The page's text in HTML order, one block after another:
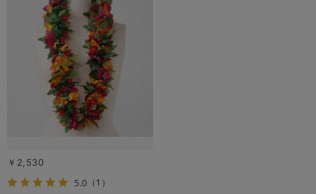
￥2,530
5.0 （1）